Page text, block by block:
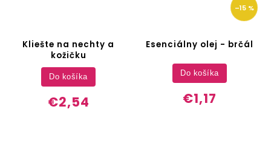
Kliešte na nechty a
kožičku
€2,54
Do košíka
–15 %
Esenciálny olej - brčál
€1,17
Do košíka